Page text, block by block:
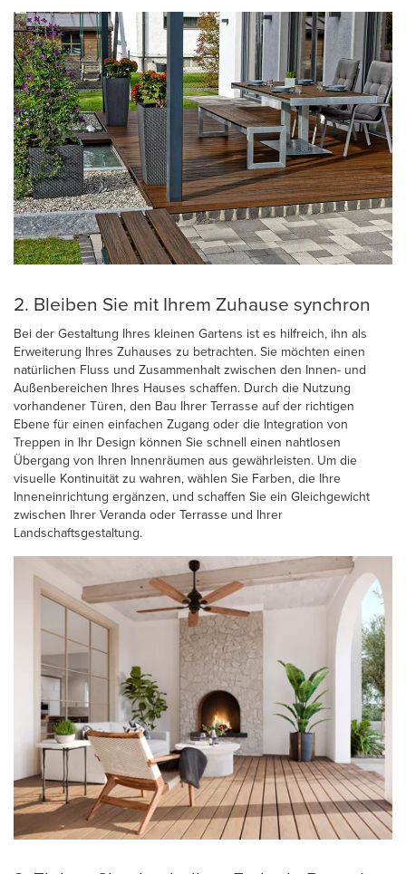
2. Bleiben Sie mit Ihrem Zuhause synchron
Bei der Gestaltung Ihres kleinen Gartens ist es hilfreich, ihn als
Erweiterung Ihres Zuhauses zu betrachten. Sie möchten einen
natürlichen Fluss und Zusammenhalt zwischen den Innen- und
Außenbereichen Ihres Hauses schaffen. Durch die Nutzung
vorhandener Türen, den Bau Ihrer Terrasse auf der richtigen
Ebene für einen einfachen Zugang oder die Integration von
Treppen in Ihr Design können Sie schnell einen nahtlosen
Übergang von Ihren Innenräumen aus gewährleisten. Um die
visuelle Kontinuität zu wahren, wählen Sie Farben, die Ihre
Inneneinrichtung ergänzen, und schaffen Sie ein Gleichgewicht
zwischen Ihrer Veranda oder Terrasse und Ihrer
Landschaftsgestaltung.